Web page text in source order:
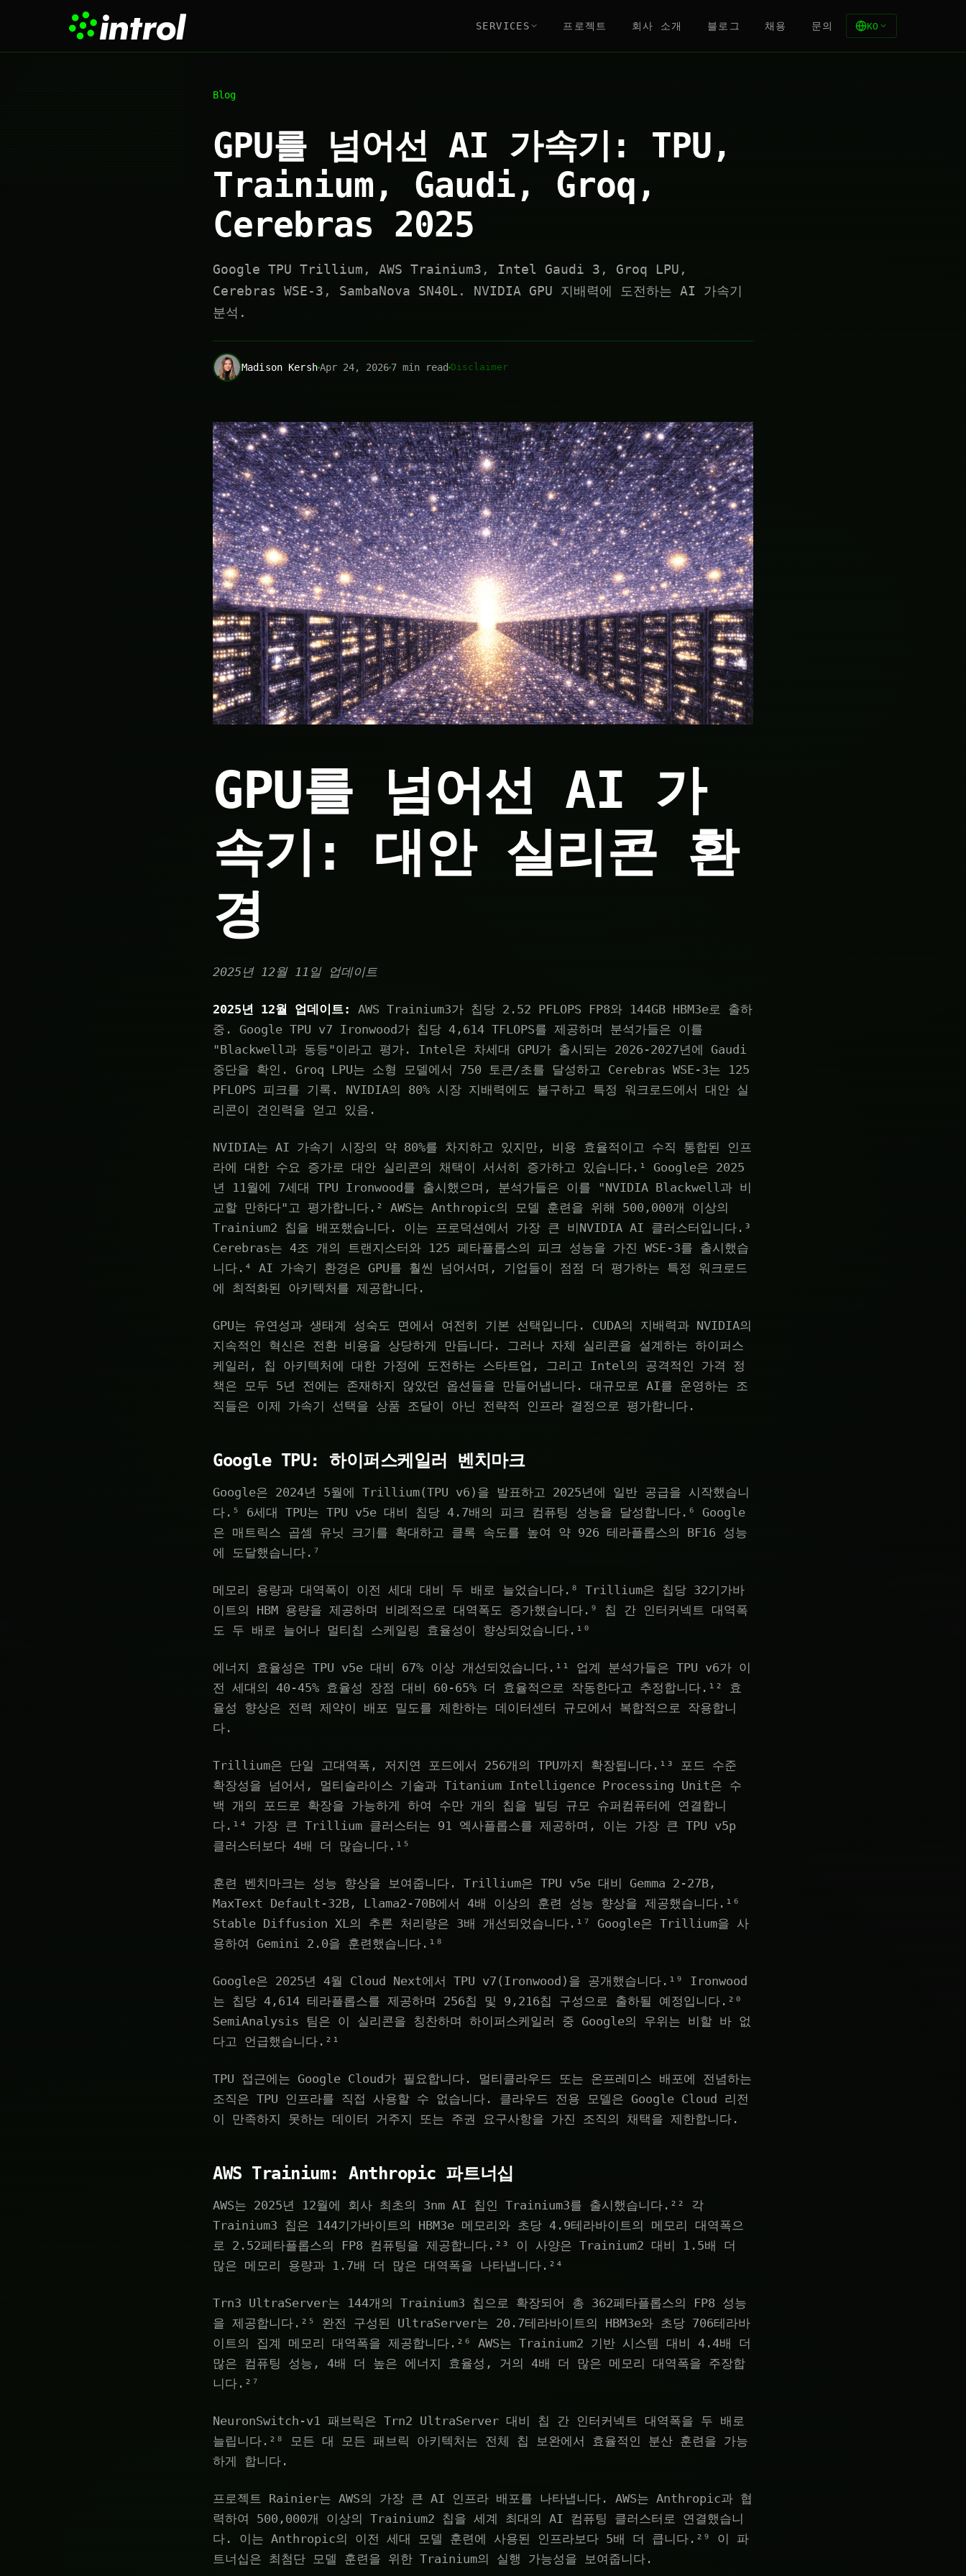
SERVICES 프로젝트 회사 소개 블로그 채용 문의 KO
Blog
GPU를 넘어선 AI 가속기: TPU,
Trainium, Gaudi, Groq,
Cerebras 2025
Google TPU Trillium, AWS Trainium3, Intel Gaudi 3, Groq LPU,
Cerebras WSE-3, SambaNova SN40L. NVIDIA GPU 지배력에 도전하는 AI 가속기
분석.
Madison KershApr 24, 20267 min read Disclaimer
GPU를 넘어선 AI 가
속기: 대안 실리콘 환
경
2025년 12월 11일 업데이트
2025년 12월 업데이트:
AWS Trainium3가 칩당 2.52 PFLOPS FP8와 144GB HBM3e로 출하
중. Google TPU v7 Ironwood가 칩당 4,614 TFLOPS를 제공하며 분석가들은 이를
"Blackwell과 동등"이라고 평가. Intel은 차세대 GPU가 출시되는 2026-2027년에 Gaudi
중단을 확인. Groq LPU는 소형 모델에서 750 토큰/초를 달성하고 Cerebras WSE-3는 125
PFLOPS 피크를 기록. NVIDIA의 80% 시장 지배력에도 불구하고 특정 워크로드에서 대안 실
리콘이 견인력을 얻고 있음.
NVIDIA는 AI 가속기 시장의 약 80%를 차지하고 있지만, 비용 효율적이고 수직 통합된 인프
라에 대한 수요 증가로 대안 실리콘의 채택이 서서히 증가하고 있습니다.¹ Google은 2025
년 11월에 7세대 TPU Ironwood를 출시했으며, 분석가들은 이를 "NVIDIA Blackwell과 비
교할 만하다"고 평가합니다.² AWS는 Anthropic의 모델 훈련을 위해 500,000개 이상의
Trainium2 칩을 배포했습니다. 이는 프로덕션에서 가장 큰 비NVIDIA AI 클러스터입니다.³
Cerebras는 4조 개의 트랜지스터와 125 페타플롭스의 피크 성능을 가진 WSE-3를 출시했습
니다.⁴ AI 가속기 환경은 GPU를 훨씬 넘어서며, 기업들이 점점 더 평가하는 특정 워크로드
에 최적화된 아키텍처를 제공합니다.
GPU는 유연성과 생태계 성숙도 면에서 여전히 기본 선택입니다. CUDA의 지배력과 NVIDIA의
지속적인 혁신은 전환 비용을 상당하게 만듭니다. 그러나 자체 실리콘을 설계하는 하이퍼스
케일러, 칩 아키텍처에 대한 가정에 도전하는 스타트업, 그리고 Intel의 공격적인 가격 정
책은 모두 5년 전에는 존재하지 않았던 옵션들을 만들어냅니다. 대규모로 AI를 운영하는 조
직들은 이제 가속기 선택을 상품 조달이 아닌 전략적 인프라 결정으로 평가합니다.
Google TPU: 하이퍼스케일러 벤치마크
Google은 2024년 5월에 Trillium(TPU v6)을 발표하고 2025년에 일반 공급을 시작했습니
다.⁵ 6세대 TPU는 TPU v5e 대비 칩당 4.7배의 피크 컴퓨팅 성능을 달성합니다.⁶ Google
은 매트릭스 곱셈 유닛 크기를 확대하고 클록 속도를 높여 약 926 테라플롭스의 BF16 성능
에 도달했습니다.⁷
메모리 용량과 대역폭이 이전 세대 대비 두 배로 늘었습니다.⁸ Trillium은 칩당 32기가바
이트의 HBM 용량을 제공하며 비례적으로 대역폭도 증가했습니다.⁹ 칩 간 인터커넥트 대역폭
도 두 배로 늘어나 멀티칩 스케일링 효율성이 향상되었습니다.¹⁰
에너지 효율성은 TPU v5e 대비 67% 이상 개선되었습니다.¹¹ 업계 분석가들은 TPU v6가 이
전 세대의 40-45% 효율성 장점 대비 60-65% 더 효율적으로 작동한다고 추정합니다.¹² 효
율성 향상은 전력 제약이 배포 밀도를 제한하는 데이터센터 규모에서 복합적으로 작용합니
다.
Trillium은 단일 고대역폭, 저지연 포드에서 256개의 TPU까지 확장됩니다.¹³ 포드 수준
확장성을 넘어서, 멀티슬라이스 기술과 Titanium Intelligence Processing Unit은 수
백 개의 포드로 확장을 가능하게 하여 수만 개의 칩을 빌딩 규모 슈퍼컴퓨터에 연결합니
다.¹⁴ 가장 큰 Trillium 클러스터는 91 엑사플롭스를 제공하며, 이는 가장 큰 TPU v5p
클러스터보다 4배 더 많습니다.¹⁵
훈련 벤치마크는 성능 향상을 보여줍니다. Trillium은 TPU v5e 대비 Gemma 2-27B,
MaxText Default-32B, Llama2-70B에서 4배 이상의 훈련 성능 향상을 제공했습니다.¹⁶
Stable Diffusion XL의 추론 처리량은 3배 개선되었습니다.¹⁷ Google은 Trillium을 사
용하여 Gemini 2.0을 훈련했습니다.¹⁸
Google은 2025년 4월 Cloud Next에서 TPU v7(Ironwood)을 공개했습니다.¹⁹ Ironwood
는 칩당 4,614 테라플롭스를 제공하며 256칩 및 9,216칩 구성으로 출하될 예정입니다.²⁰
SemiAnalysis 팀은 이 실리콘을 칭찬하며 하이퍼스케일러 중 Google의 우위는 비할 바 없
다고 언급했습니다.²¹
TPU 접근에는 Google Cloud가 필요합니다. 멀티클라우드 또는 온프레미스 배포에 전념하는
조직은 TPU 인프라를 직접 사용할 수 없습니다. 클라우드 전용 모델은 Google Cloud 리전
이 만족하지 못하는 데이터 거주지 또는 주권 요구사항을 가진 조직의 채택을 제한합니다.
AWS Trainium: Anthropic 파트너십
AWS는 2025년 12월에 회사 최초의 3nm AI 칩인 Trainium3를 출시했습니다.²² 각
Trainium3 칩은 144기가바이트의 HBM3e 메모리와 초당 4.9테라바이트의 메모리 대역폭으
로 2.52페타플롭스의 FP8 컴퓨팅을 제공합니다.²³ 이 사양은 Trainium2 대비 1.5배 더
많은 메모리 용량과 1.7배 더 많은 대역폭을 나타냅니다.²⁴
Trn3 UltraServer는 144개의 Trainium3 칩으로 확장되어 총 362페타플롭스의 FP8 성능
을 제공합니다.²⁵ 완전 구성된 UltraServer는 20.7테라바이트의 HBM3e와 초당 706테라바
이트의 집계 메모리 대역폭을 제공합니다.²⁶ AWS는 Trainium2 기반 시스템 대비 4.4배 더
많은 컴퓨팅 성능, 4배 더 높은 에너지 효율성, 거의 4배 더 많은 메모리 대역폭을 주장합
니다.²⁷
NeuronSwitch-v1 패브릭은 Trn2 UltraServer 대비 칩 간 인터커넥트 대역폭을 두 배로
늘립니다.²⁸ 모든 대 모든 패브릭 아키텍처는 전체 칩 보완에서 효율적인 분산 훈련을 가능
하게 합니다.
프로젝트 Rainier는 AWS의 가장 큰 AI 인프라 배포를 나타냅니다. AWS는 Anthropic과 협
력하여 500,000개 이상의 Trainium2 칩을 세계 최대의 AI 컴퓨팅 클러스터로 연결했습니
다. 이는 Anthropic의 이전 세대 모델 훈련에 사용된 인프라보다 5배 더 큽니다.²⁹ 이 파
트너십은 최첨단 모델 훈련을 위한 Trainium의 실행 가능성을 보여줍니다.